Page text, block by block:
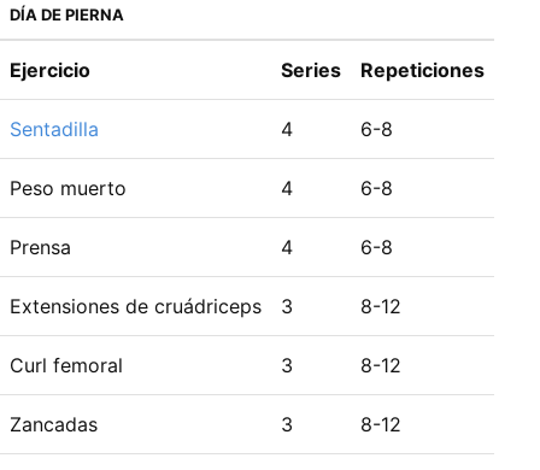
DÍA DE PIERNA
Ejercicio Series Repeticiones
Sentadilla 4 6-8
Peso muerto 4 6-8
Prensa 4 6-8
Extensiones de cruádriceps 3 8-12
Curl femoral 3 8-12
Zancadas 3 8-12